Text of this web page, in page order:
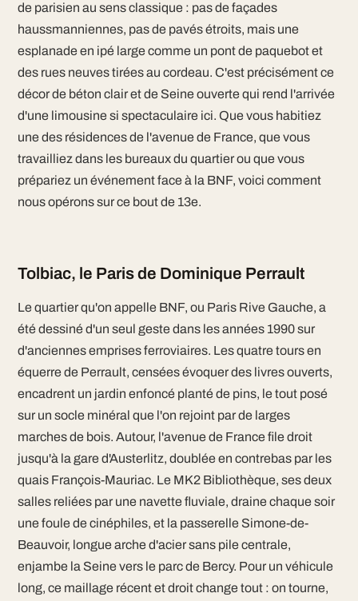
de parisien au sens classique : pas de façades
haussmanniennes, pas de pavés étroits, mais une
esplanade en ipé large comme un pont de paquebot et
des rues neuves tirées au cordeau. C'est précisément ce
décor de béton clair et de Seine ouverte qui rend l'arrivée
d'une limousine si spectaculaire ici. Que vous habitiez
une des résidences de l'avenue de France, que vous
travailliez dans les bureaux du quartier ou que vous
prépariez un événement face à la BNF, voici comment
nous opérons sur ce bout de 13e.
Tolbiac, le Paris de Dominique Perrault
Le quartier qu'on appelle BNF, ou Paris Rive Gauche, a
été dessiné d'un seul geste dans les années 1990 sur
d'anciennes emprises ferroviaires. Les quatre tours en
équerre de Perrault, censées évoquer des livres ouverts,
encadrent un jardin enfoncé planté de pins, le tout posé
sur un socle minéral que l'on rejoint par de larges
marches de bois. Autour, l'avenue de France file droit
jusqu'à la gare d'Austerlitz, doublée en contrebas par les
quais François-Mauriac. Le MK2 Bibliothèque, ses deux
salles reliées par une navette fluviale, draine chaque soir
une foule de cinéphiles, et la passerelle Simone-de-
Beauvoir, longue arche d'acier sans pile centrale,
enjambe la Seine vers le parc de Bercy. Pour un véhicule
long, ce maillage récent et droit change tout : on tourne,